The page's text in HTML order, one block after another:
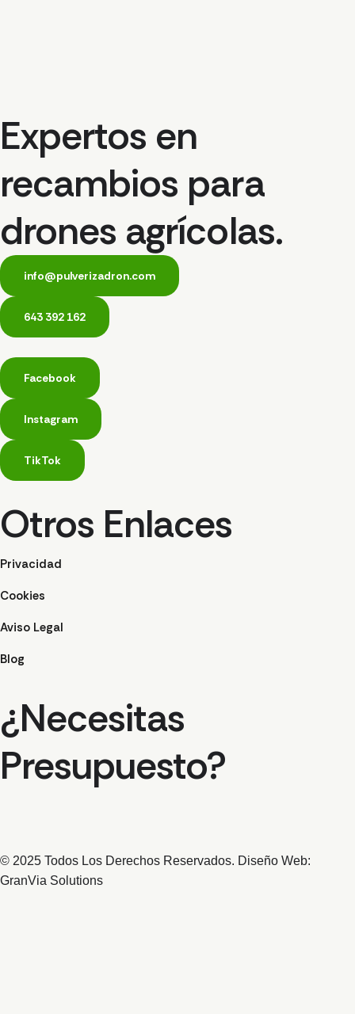
Expertos en
recambios para
drones agrícolas.
info@pulverizadron.com
643 392 162
Facebook
Instagram
TikTok
Otros Enlaces
Privacidad
Cookies
Aviso Legal
Blog
¿Necesitas
Presupuesto?
© 2025 Todos Los Derechos Reservados. Diseño Web:
GranVia Solutions